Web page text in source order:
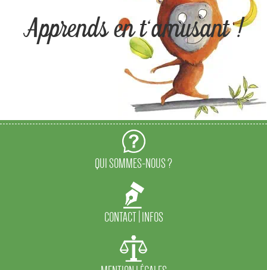
Apprends en t'amusant !
QUI SOMMES-NOUS ?
CONTACT | INFOS